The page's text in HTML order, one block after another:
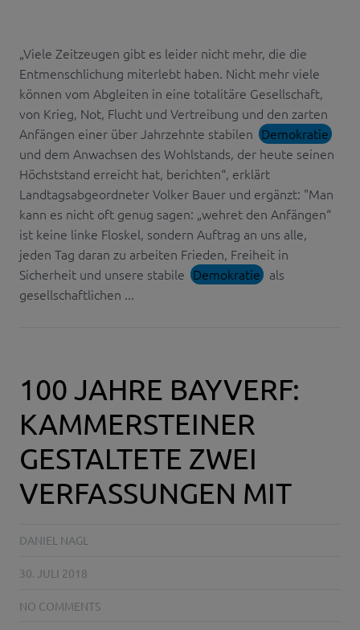
„Viele Zeitzeugen gibt es leider nicht mehr, die die
Entmenschlichung miterlebt haben. Nicht mehr viele
können vom Abgleiten in eine totalitäre Gesellschaft,
von Krieg, Not, Flucht und Vertreibung und den zarten
Anfängen einer über Jahrzehnte stabilen Demokratie
und dem Anwachsen des Wohlstands, der heute seinen
Höchststand erreicht hat, berichten“, erklärt
Landtagsabgeordneter Volker Bauer und ergänzt: "Man
kann es nicht oft genug sagen: „wehret den Anfängen“
ist keine linke Floskel, sondern Auftrag an uns alle,
jeden Tag daran zu arbeiten Frieden, Freiheit in
Sicherheit und unsere stabile Demokratie als
gesellschaftlichen ...
100 JAHRE BAYVERF:
KAMMERSTEINER
GESTALTETE ZWEI
VERFASSUNGEN MIT
DANIEL NAGL
30. JULI 2018
NO COMMENTS